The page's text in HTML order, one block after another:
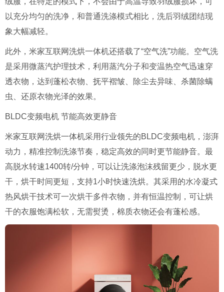
以充分均匀的洗净，和普通洗涤模式相比，洗后羽绒团结现
象大幅减轻。
此外，米家互联网洗烘一体机还搭载了“空气洗”功能。空气洗
是采用微蒸汽护理技术，利用蒸汽分子和变温热空气迅速穿
透衣物，达到蓬松衣物、抚平褶皱、除尘去异味、杀菌除螨
虫、还原衣物光泽的效果。
BLDC变频电机 节能高效更静音
米家互联网洗烘一体机采用行业领先的BLDC变频电机，澎湃
动力，精准控制洗涤节奏，稳定高效的同时更节能静音。最
高脱水转速1400转/分钟，可以让洗涤泡沫残留更少，脱水更
干，烘干时间更短，支持1小时快速洗烘。其采用的水冷凝式
热风烘干技术可一次烘干多件衣物，并有恒温控制，可让烘
干的衣服饱满松软，无需熨烫，棉质衣物还会有蓬松感。